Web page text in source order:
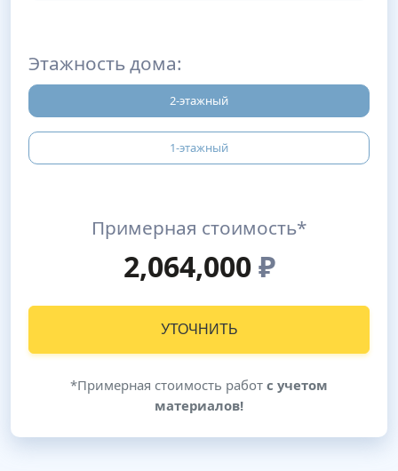
Этажность дома:
2-этажный
1-этажный
Примерная стоимость*
2,064,000₽
УТОЧНИТЬ
*Примерная стоимость работ с учетом
материалов!